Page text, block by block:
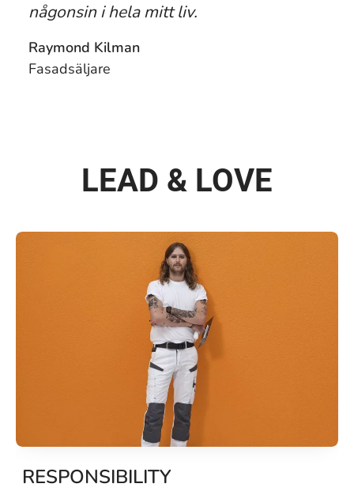
någonsin i hela mitt liv.
Raymond Kilman
Fasadsäljare
LEAD & LOVE
RESPONSIBILITY